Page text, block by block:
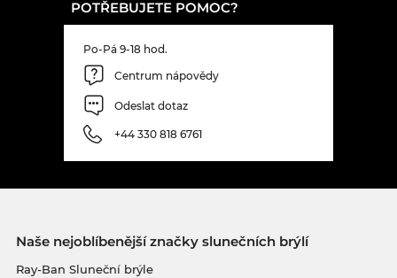
POTŘEBUJETE POMOC?
Po-Pá 9-18 hod.
Centrum nápovědy
Odeslat dotaz
+44 330 818 6761
Naše nejoblíbenější značky slunečních brýlí
Ray-Ban Sluneční brýle